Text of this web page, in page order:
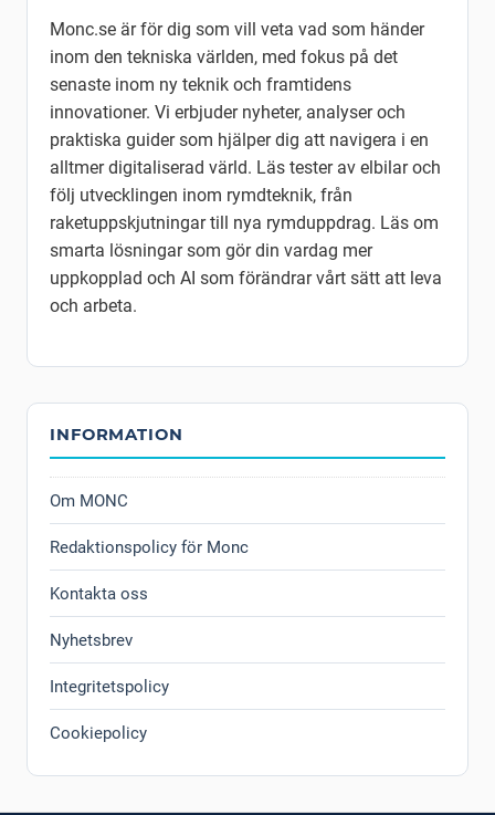
Monc.se är för dig som vill veta vad som händer
inom den tekniska världen, med fokus på det
senaste inom ny teknik och framtidens
innovationer. Vi erbjuder nyheter, analyser och
praktiska guider som hjälper dig att navigera i en
alltmer digitaliserad värld. Läs tester av elbilar och
följ utvecklingen inom rymdteknik, från
raketuppskjutningar till nya rymduppdrag. Läs om
smarta lösningar som gör din vardag mer
uppkopplad och AI som förändrar vårt sätt att leva
och arbeta.
INFORMATION
Om MONC
Redaktionspolicy för Monc
Kontakta oss
Nyhetsbrev
Integritetspolicy
Cookiepolicy